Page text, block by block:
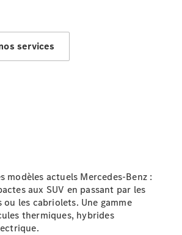
Vente
services
modèles actuels Mercedes-Benz :
aux SUV en passant par les
ou les cabriolets. Une gamme
thermiques, hybrides